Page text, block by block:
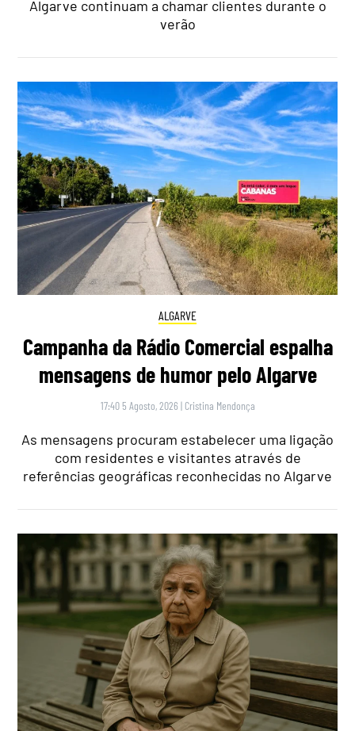
Algarve continuam a chamar clientes durante o
verão
ALGARVE
Campanha da Rádio Comercial espalha
mensagens de humor pelo Algarve
17:40 5 Agosto, 2026 | Cristina Mendonça
As mensagens procuram estabelecer uma ligação
com residentes e visitantes através de
referências geográficas reconhecidas no Algarve